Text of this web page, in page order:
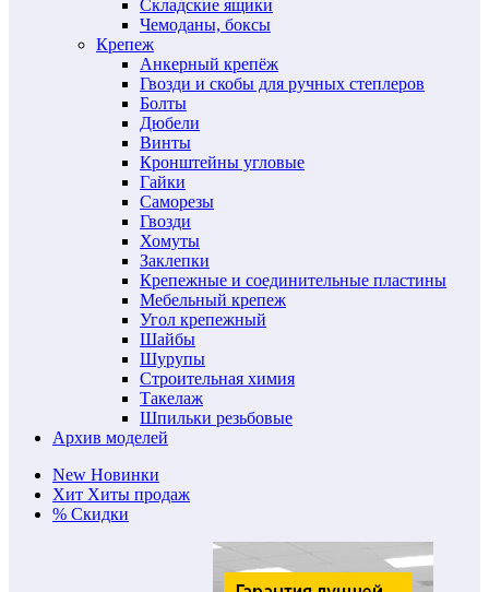
Складские ящики
Чемоданы, боксы
Крепеж
Анкерный крепёж
Гвозди и скобы для ручных степлеров
Болты
Дюбели
Винты
Кронштейны угловые
Гайки
Саморезы
Гвозди
Хомуты
Заклепки
Крепежные и соединительные пластины
Мебельный крепеж
Угол крепежный
Шайбы
Шурупы
Строительная химия
Такелаж
Шпильки резьбовые
Архив моделей
New Новинки
Хит Хиты продаж
% Скидки